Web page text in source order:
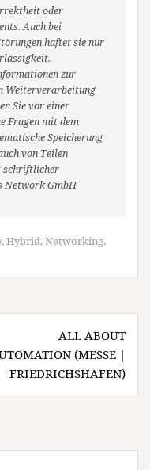
oder
Auch bei
haftet sie nur
zur
Weiterverarbeitung
Sie vor einer
Fragen mit dem
Speicherung
von Teilen
schriftlicher
Network GmbH
,Hybrid,Networking,
ALL ABOUT
(MESSE |
FRIEDRICHSHAFEN)